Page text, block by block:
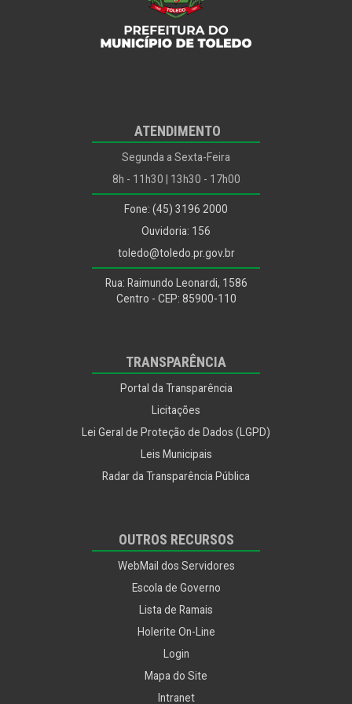
Políticas para Infância, Juventude, Mulher, Família e
Desenvolvimento Humano
Procuradoria Jurídica
Segurança Alimentar
Segurança e Mobilidade Urbana
ATENDIMENTO
Segunda a Sexta-Feira
8h - 11h30 | 13h30 - 17h00
Fone: (45) 3196 2000
Ouvidoria: 156
toledo@toledo.pr.gov.br
Rua: Raimundo Leonardi, 1586
Centro - CEP: 85900-110
TRANSPARÊNCIA
Portal da Transparência
Licitações
Lei Geral de Proteção de Dados (LGPD)
Leis Municipais
Radar da Transparência Pública
OUTROS RECURSOS
WebMail dos Servidores
Escola de Governo
Lista de Ramais
Holerite On-Line
Login
Mapa do Site
Intranet